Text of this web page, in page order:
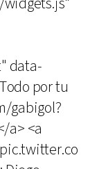
data-
por tu
gabigol?
a> <a